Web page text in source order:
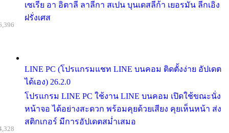
เซเรีย อา อิตาลี ลาลีกา สเปน บุนเดสลีก้า เยอรมัน ลีกเอิง
ฝรั่งเศส
LINE PC (โปรแกรมแชท LINE บนคอม ติดตั้งง่าย อัปเดต
ได้เอง) 26.2.0
โปรแกรม LINE PC ใช้งาน LINE บนคอม เปิดใช้ขณะนั่ง
หน้าจอ ได้อย่างสะดวก พร้อมคุยด้วยเสียง คุยเห็นหน้า ส่ง
สติกเกอร์ มีการอัปเดตสม่ำเสมอ